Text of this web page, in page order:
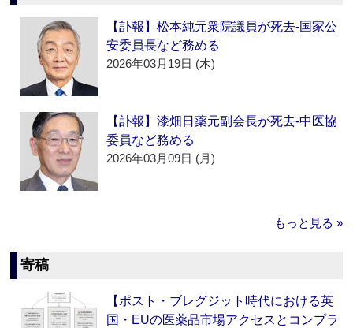
【訃報】松本純元衆院議員が死去‐国家公
安委員長など務める
2026年03月19日 (木)
【訃報】漆畑日薬元副会長が死去‐中医協
委員など務める
2026年03月09日 (月)
もっと見る »
寄稿
【ポスト・ブレグジット時代における英
国・EUの医薬品市場アクセスとコンプラ